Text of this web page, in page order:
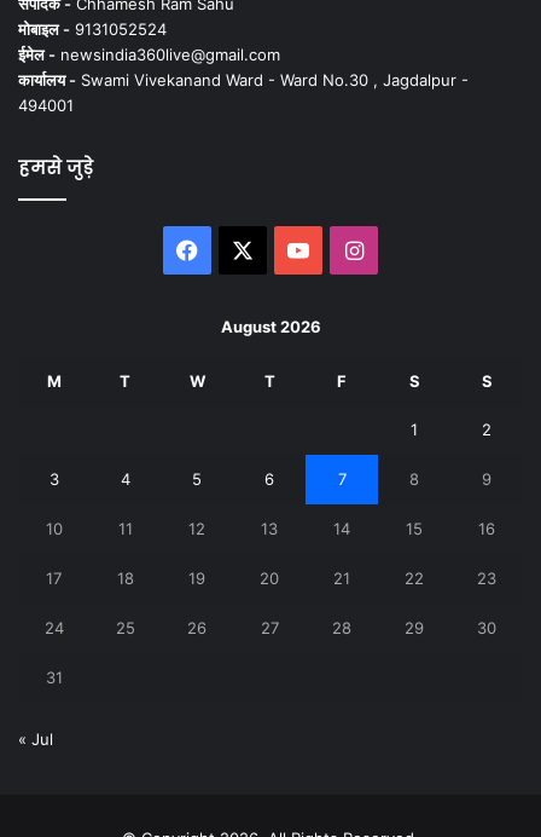
संपादक - Chhamesh Ram Sahu
मोबाइल - 9131052524
ईमेल - newsindia360live@gmail.com
कार्यालय - Swami Vivekanand Ward - Ward No.30 , Jagdalpur -
494001
हमसे जुड़े
Facebook YouTubeInstagram
August 2026
M T W T F S S
1 2
3 4 5 6 7 8 9
10 11 12 13 14 15 16
17 18 19 20 21 22 23
24 25 26 27 28 29 30
31
« Jul